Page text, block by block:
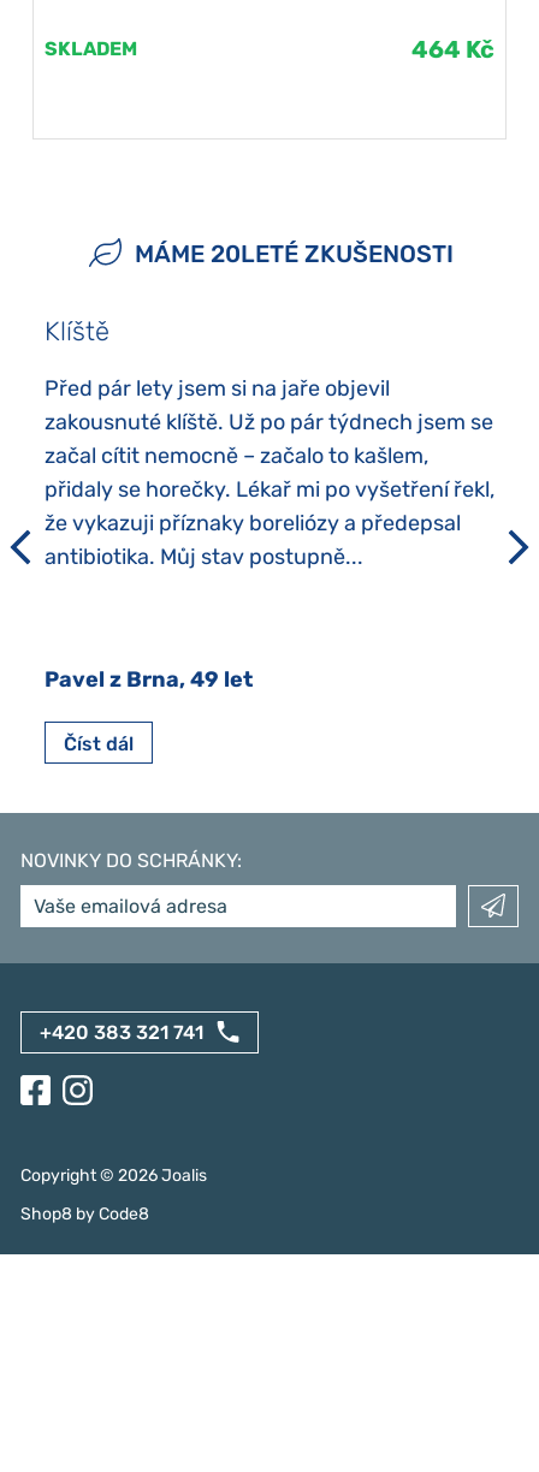
SKLADEM 464 Kč
MÁME 20LETÉ ZKUŠENOSTI
Klíště
Před pár lety jsem si na jaře objevil
zakousnuté klíště. Už po pár týdnech jsem se
začal cítit nemocně – začalo to kašlem,
přidaly se horečky. Lékař mi po vyšetření řekl,
že vykazuji příznaky boreliózy a předepsal
antibiotika. Můj stav postupně...
Pavel z Brna, 49 let
Číst dál
NOVINKY DO SCHRÁNKY:
+420 383 321 741
Copyright © 2026Joalis
Shop8 byCode8